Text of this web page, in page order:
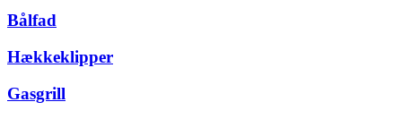
Bålfad
Hækkeklipper
Gasgrill